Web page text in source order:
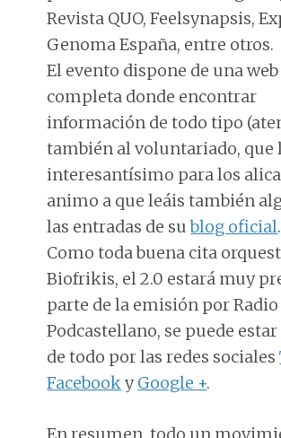
Revista QUO, Feelsynapsis,
Genoma España, entre otros.
El evento dispone de una
completa donde encontrar
información de todo tipo
también al voluntariado, que
interesantísimo para los
animo a que leáis también
las entradas de sublog oficial.
Como toda buena cita
Biofrikis, el 2.0 estará muy
parte de la emisión por Radio
Podcastellano, se puede
de todo por las redes sociales
Facebook yGoogle +.
En resumen, todo un